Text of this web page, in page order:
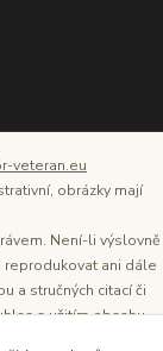
veteran.eu
obrázky mají
Není-li výslovně
ani dále
a stručných citací či
s užitím obsahu